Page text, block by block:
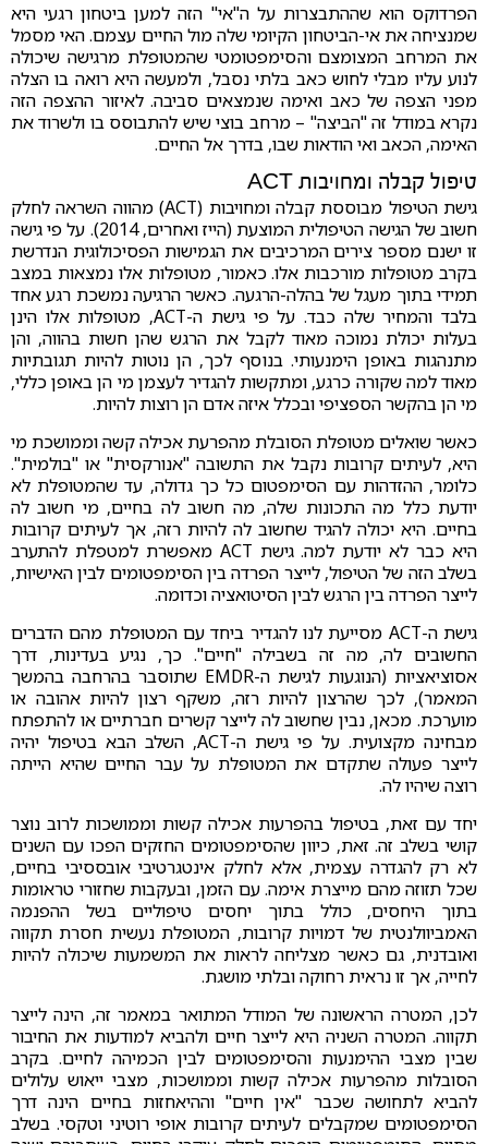
הפרדוקס הוא שההתבצרות על ה"אי" הזה למען ביטחון רגעי היא
שמנציחה את אי-הביטחון הקיומי שלה מול החיים עצמם. האי מסמל
את המרחב המצומצם והסימפטומטי שהמטופלת מרגישה שיכולה
לנוע עליו מבלי לחוש כאב בלתי נסבל, ולמעשה היא רואה בו הצלה
מפני הצפה של כאב ואימה שנמצאים סביבה. לאיזור ההצפה הזה
נקרא במודל זה "הביצה" – מרחב בוצי שיש להתבוסס בו ולשרוד את
האימה, הכאב ואי הודאות שבו, בדרך אל החיים.
טיפול קבלה ומחויבות ACT
גישת הטיפול מבוססת קבלה ומחויבות (ACT) מהווה השראה לחלק
חשוב של הגישה הטיפולית המוצעת (הייז ואחרים, 2014). על פי גישה
זו ישנם מספר צירים המרכיבים את הגמישות הפסיכולוגית הנדרשת
בקרב מטופלות מורכבות אלו. כאמור, מטופלות אלו נמצאות במצב
תמידי בתוך מעגל של בהלה-הרגעה. כאשר הרגיעה נמשכת רגע אחד
בלבד והמחיר שלה כבד. על פי גישת ה-ACT, מטופלות אלו הינן
בעלות יכולת נמוכה מאוד לקבל את הרגש שהן חשות בהווה, והן
מתנהגות באופן הימנעותי. בנוסף לכך, הן נוטות להיות תגובתיות
מאוד למה שקורה כרגע, ומתקשות להגדיר לעצמן מי הן באופן כללי,
מי הן בהקשר הספציפי ובכלל איזה אדם הן רוצות להיות.
כאשר שואלים מטופלת הסובלת מהפרעת אכילה קשה וממושכת מי
היא, לעיתים קרובות נקבל את התשובה "אנורקסית" או "בולמית".
כלומר, ההזדהות עם הסימפטום כל כך גדולה, עד שהמטופלת לא
יודעת כלל מה התכונות שלה, מה חשוב לה בחיים, מי חשוב לה
בחיים. היא יכולה להגיד שחשוב לה להיות רזה, אך לעיתים קרובות
היא כבר לא יודעת למה. גישת ACT מאפשרת למטפלת להתערב
בשלב הזה של הטיפול, לייצר הפרדה בין הסימפטומים לבין האישיות,
לייצר הפרדה בין הרגש לבין הסיטואציה וכדומה.
גישת ה-ACT מסייעת לנו להגדיר ביחד עם המטופלת מהם הדברים
החשובים לה, מה זה בשבילה "חיים". כך, נגיע בעדינות, דרך
אסוציאציות (הנוגעות לגישת ה-EMDR שתוסבר בהרחבה בהמשך
המאמר), לכך שהרצון להיות רזה, משקף רצון להיות אהובה או
מוערכת. מכאן, נבין שחשוב לה לייצר קשרים חברתיים או להתפתח
מבחינה מקצועית. על פי גישת ה-ACT, השלב הבא בטיפול יהיה
לייצר פעולה שתקדם את המטופלת על עבר החיים שהיא הייתה
רוצה שיהיו לה.
יחד עם זאת, בטיפול בהפרעות אכילה קשות וממושכות לרוב נוצר
קושי בשלב זה. זאת, כיוון שהסימפטומים החזקים הפכו עם השנים
לא רק להגדרה עצמית, אלא לחלק אינטגרטיבי אובססיבי בחיים,
שכל תזוזה מהם מייצרת אימה. עם הזמן, ובעקבות שחזורי טראומות
בתוך היחסים, כולל בתוך יחסים טיפוליים בשל ההפנמה
האמביוולנטית של דמויות קרובות, המטופלת נעשית חסרת תקווה
ואובדנית, גם כאשר מצליחה לראות את המשמעות שיכולה להיות
לחייה, אך זו נראית רחוקה ובלתי מושגת.
לכן, המטרה הראשונה של המודל המתואר במאמר זה, הינה לייצר
תקווה. המטרה השניה היא לייצר חיים ולהביא למודעות את החיבור
שבין מצבי ההימנעות והסימפטומים לבין הכמיהה לחיים. בקרב
הסובלות מהפרעות אכילה קשות וממושכות, מצבי ייאוש עלולים
להביא לתחושה שכבר "אין חיים" וההיאחזות בחיים הינה דרך
הסימפטומים שמקבלים לעיתים קרובות אופי רוטיני וטקסי. בשלב